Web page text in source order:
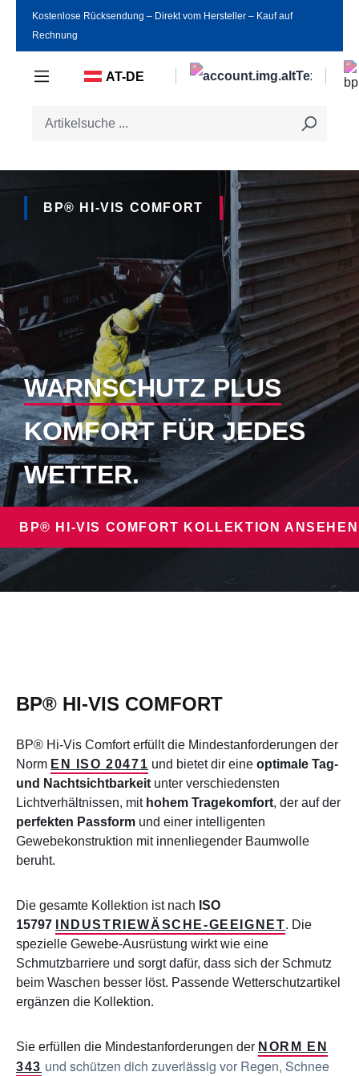
Zum Hauptinhalt springen
Kostenlose Rücksendung ‒ Direkt vom Hersteller ‒ Kauf auf
Rechnung
AT-DE
BP® HI-VIS COMFORT
WARNSCHUTZ PLUS
KOMFORT FÜR JEDES
WETTER.
BP® HI-VIS COMFORT KOLLEKTION ANSEHEN
BP® HI-VIS COMFORT
BP® Hi-Vis Comfort erfüllt die Mindestanforderungen der
Norm EN ISO 20471 und bietet dir eineoptimale Tag-
und Nachtsichtbarkeit unter verschiedensten
Lichtverhältnissen, mit hohem Tragekomfort, der auf der
perfekten Passform und einer intelligenten
Gewebekonstruktion mit innenliegender Baumwolle
beruht.
Die gesamte Kollektion ist nach ISO
15797
INDUSTRIEWÄSCHE-GEEIGNET. Die
spezielle Gewebe-Ausrüstung wirkt wie eine
Schmutzbarriere und sorgt dafür, dass sich der Schmutz
beim Waschen besser löst. Passende Wetterschutzartikel
ergänzen die Kollektion.
Sie erfüllen die Mindestanforderungen der NORM EN
343 und schützen dich zuverlässig vor Regen, Schnee